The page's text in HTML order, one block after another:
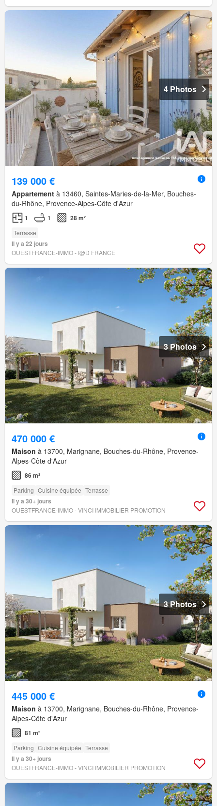
4 Photos
139 000 €
Appartement à 13460, Saintes-Maries-de-la-Mer, Bouches-
du-Rhône, Provence-Alpes-Côte d'Azur
1 1 28 m²
Terrasse
Il y a 22 jours
OUESTFRANCE-IMMO - I@D FRANCE
3 Photos
470 000 €
Maison à 13700, Marignane, Bouches-du-Rhône, Provence-
Alpes-Côte d'Azur
86 m²
Parking Cuisine équipée Terrasse
Il y a 30+ jours
OUESTFRANCE-IMMO - VINCI IMMOBILIER PROMOTION
3 Photos
445 000 €
Maison à 13700, Marignane, Bouches-du-Rhône, Provence-
Alpes-Côte d'Azur
81 m²
Parking Cuisine équipée Terrasse
Il y a 30+ jours
OUESTFRANCE-IMMO - VINCI IMMOBILIER PROMOTION